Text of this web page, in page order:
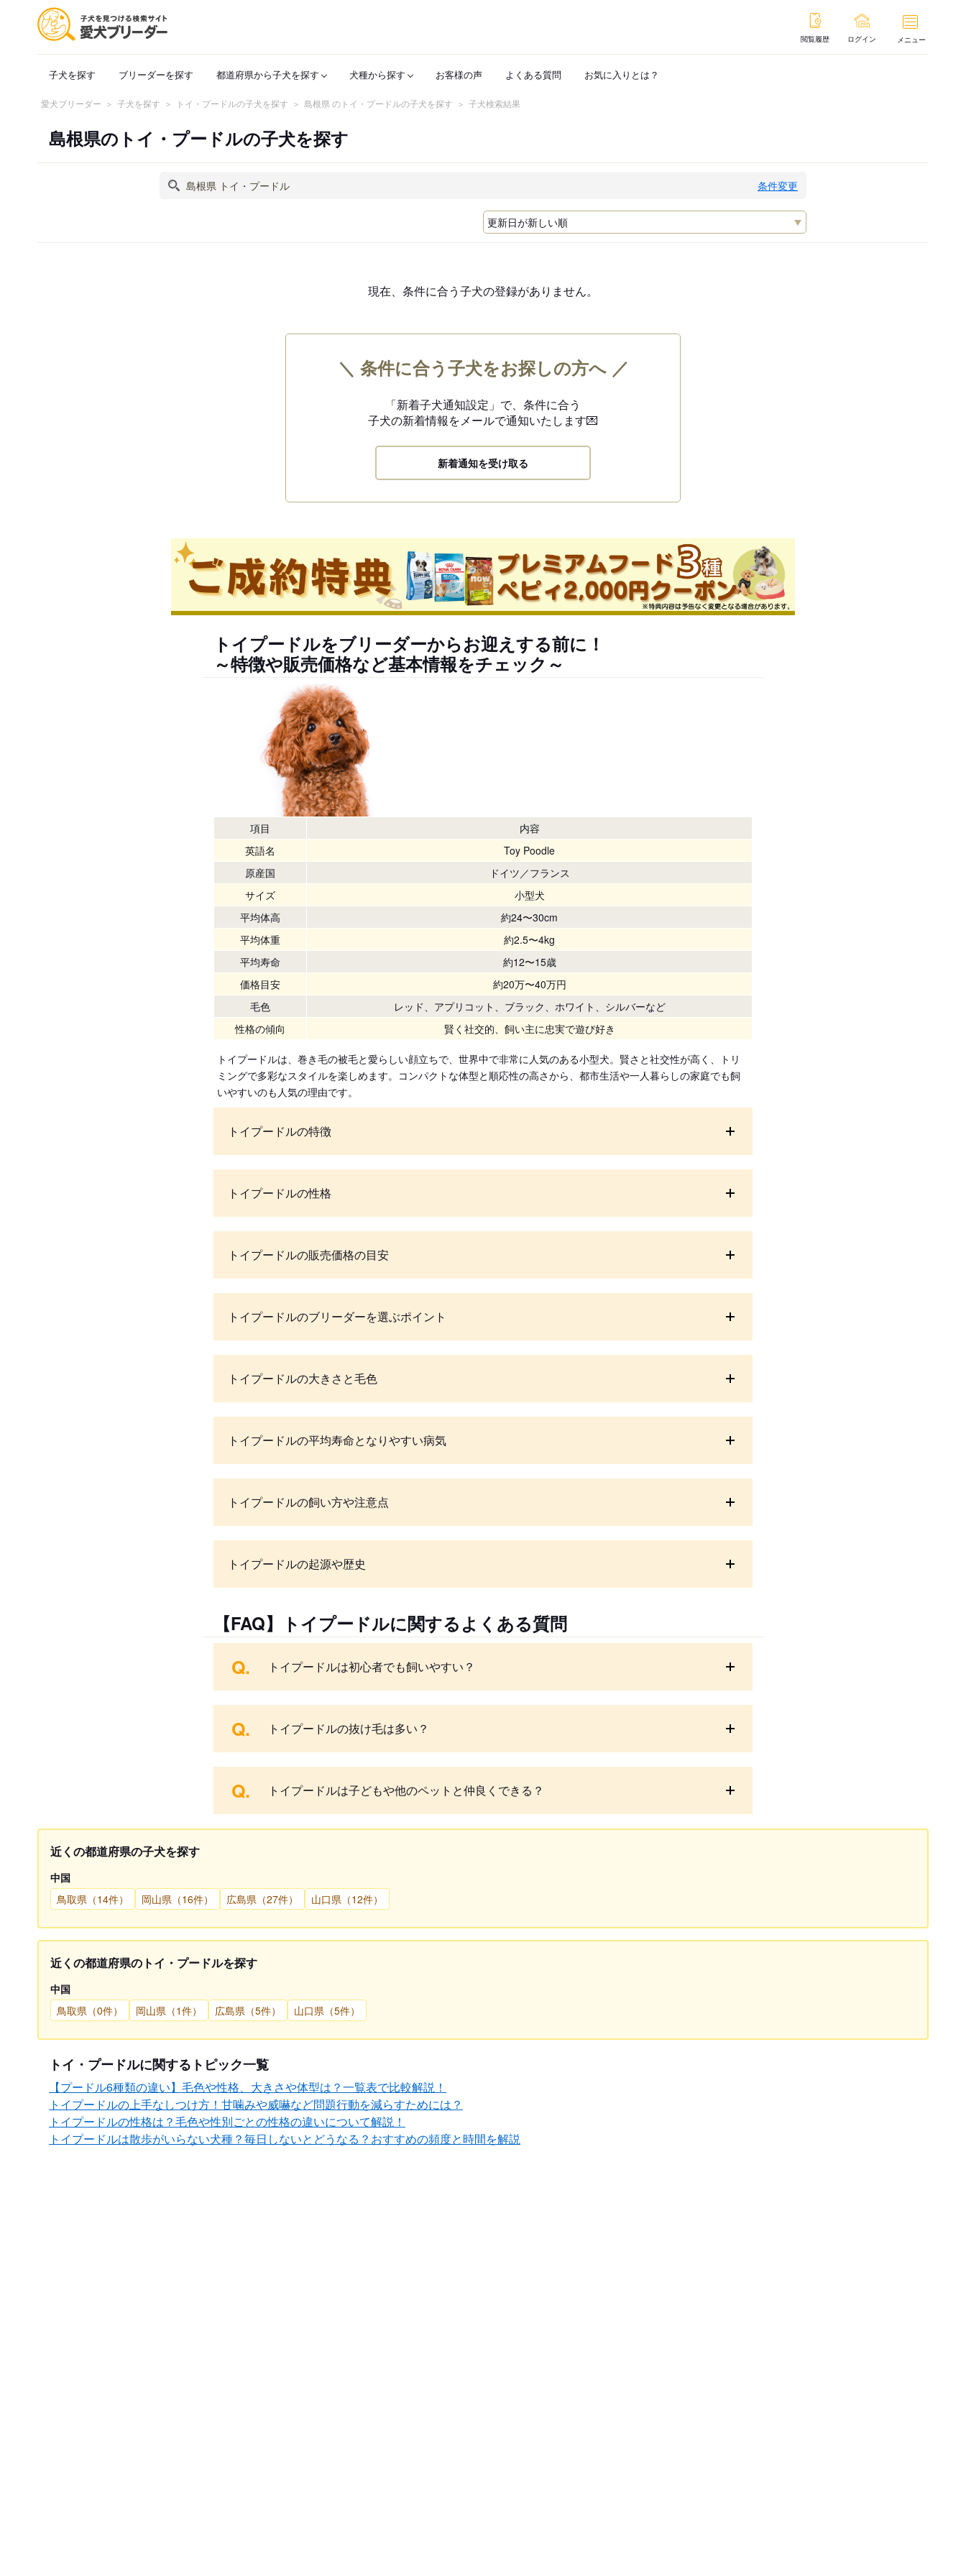
閲覧履歴 ログイン メニュー
子犬を探す ブリーダーを探す 都道府県から子犬を探す 犬種から探す お客様の声 よくある質問 お気に入りとは？
愛犬ブリーダー 子犬を探す トイ・プードルの子犬を探す 島根県 のトイ・プードルの子犬を探す 子犬検索結果
島根県のトイ・プードルの子犬を探す
条件変更
現在、条件に合う子犬の登録がありません。
＼ 条件に合う子犬をお探しの方へ ／
「新着子犬通知設定」で、 条件に合う
子犬の新着情報をメールで通知いたします💌
新着通知を受け取る
トイプードルをブリーダーからお迎えする前に！
～特徴や販売価格など基本情報をチェック～
項目
内容
英語名
Toy Poodle
原産国
ドイツ／フランス
サイズ
小型犬
平均体高
約24〜30cm
平均体重
約2.5〜4kg
平均寿命
約12〜15歳
価格目安
約20万〜40万円
毛色
レッド、アプリコット、ブラック、ホワイト、シルバーなど
性格の傾向
賢く社交的、飼い主に忠実で遊び好き
トイプードルは、巻き毛の被毛と愛らしい顔立ちで、世界中で非常に人気のある小型犬。賢さと社交性が高く、トリ
ミングで多彩なスタイルを楽しめます。コンパクトな体型と順応性の高さから、都市生活や一人暮らしの家庭でも飼
いやすいのも人気の理由です。
トイプードルの特徴
トイプードルの性格
トイプードルの販売価格の目安
トイプードルのブリーダーを選ぶポイント
トイプードルの大きさと毛色
トイプードルの平均寿命となりやすい病気
トイプードルの飼い方や注意点
トイプードルの起源や歴史
【FAQ】トイプードルに関するよくある質問
Q. トイプードルは初心者でも飼いやすい？
Q. トイプードルの抜け毛は多い？
Q. トイプードルは子どもや他のペットと仲良くできる？
近くの都道府県の子犬を探す
中国
鳥取県（14件）
岡山県（16件） 広島県（27件） 山口県（12件）
近くの都道府県のトイ・プードルを探す
中国
鳥取県（0件）
岡山県（1件） 広島県（5件） 山口県（5件）
トイ・プードルに関するトピック一覧
【プードル6種類の違い】毛色や性格、大きさや体型は？一覧表で比較解説！
トイプードルの上手なしつけ方！甘噛みや威嚇など問題行動を減らすためには？
トイプードルの性格は？毛色や性別ごとの性格の違いについて解説！
トイプードルは散歩がいらない犬種？毎日しないとどうなる？おすすめの頻度と時間を解説